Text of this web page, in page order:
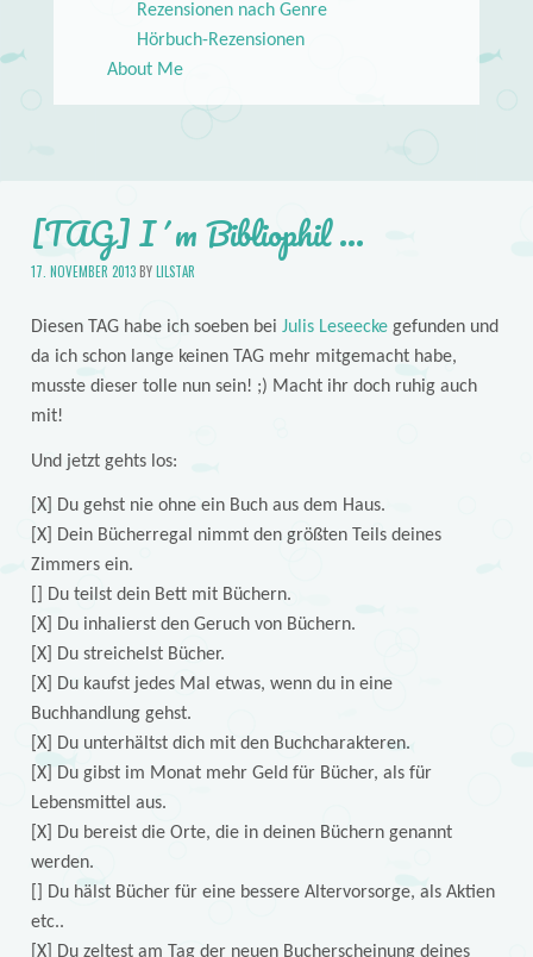
Rezensionen nach Genre
Hörbuch-Rezensionen
About Me
[TAG] I´m Bibliophil …
17. NOVEMBER 2013BYLILSTAR
Diesen TAG habe ich soeben bei Julis Leseeckegefunden und
da ich schon lange keinen TAG mehr mitgemacht habe,
musste dieser tolle nun sein! ;) Macht ihr doch ruhig auch
mit!
Und jetzt gehts los:
[X] Du gehst nie ohne ein Buch aus dem Haus.
[X] Dein Bücherregal nimmt den größten Teils deines
Zimmers ein.
[] Du teilst dein Bett mit Büchern.
[X] Du inhalierst den Geruch von Büchern.
[X] Du streichelst Bücher.
[X] Du kaufst jedes Mal etwas, wenn du in eine
Buchhandlung gehst.
[X] Du unterhältst dich mit den Buchcharakteren.
[X] Du gibst im Monat mehr Geld für Bücher, als für
Lebensmittel aus.
[X] Du bereist die Orte, die in deinen Büchern genannt
werden.
[] Du hälst Bücher für eine bessere Altervorsorge, als Aktien
etc..
[X] Du zeltest am Tag der neuen Bucherscheinung deines